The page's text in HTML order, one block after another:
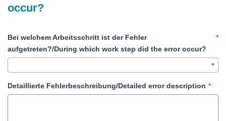
occur?
Bei welchem Arbeitsschritt ist der Fehler
aufgetreten?/During which work step did the error occur?
*
Detaillierte Fehlerbeschreibung/Detailed error description *